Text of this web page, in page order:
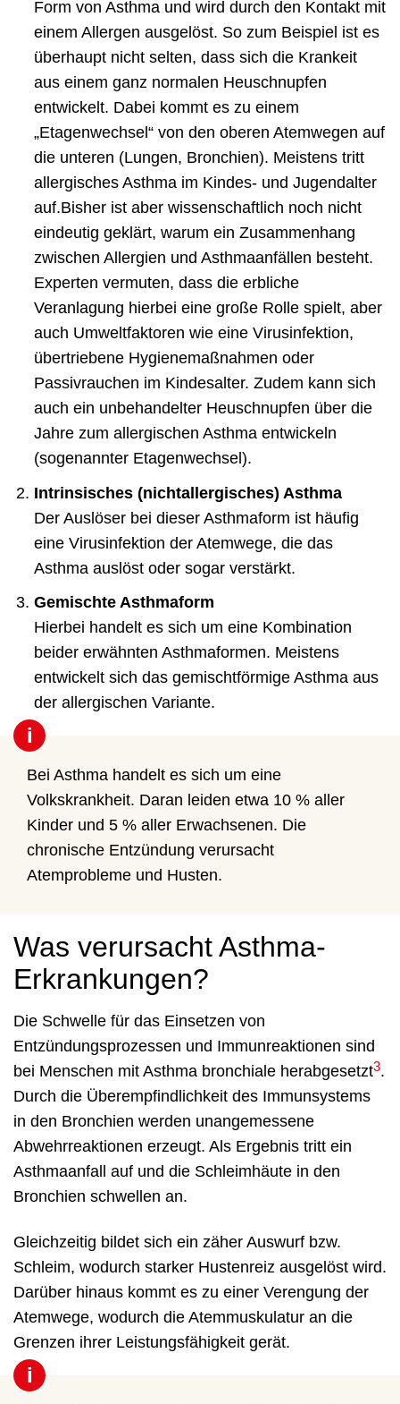
Form von Asthma und wird durch den Kontakt mit
einem Allergen ausgelöst. So zum Beispiel ist es
überhaupt nicht selten, dass sich die Krankeit
aus einem ganz normalen Heuschnupfen
entwickelt. Dabei kommt es zu einem
„Etagenwechsel“ von den oberen Atemwegen auf
die unteren (Lungen, Bronchien). Meistens tritt
allergisches Asthma im Kindes- und Jugendalter
auf.Bisher ist aber wissenschaftlich noch nicht
eindeutig geklärt, warum ein Zusammenhang
zwischen Allergien und Asthmaanfällen besteht.
Experten vermuten, dass die erbliche
Veranlagung hierbei eine große Rolle spielt, aber
auch Umweltfaktoren wie eine Virusinfektion,
übertriebene Hygienemaßnahmen oder
Passivrauchen im Kindesalter. Zudem kann sich
auch ein unbehandelter Heuschnupfen über die
Jahre zum allergischen Asthma entwickeln
(sogenannter Etagenwechsel).
Intrinsisches (nichtallergisches) Asthma
Der Auslöser bei dieser Asthmaform ist häufig
eine Virusinfektion der Atemwege, die das
Asthma auslöst oder sogar verstärkt.
Gemischte Asthmaform
Hierbei handelt es sich um eine Kombination
beider erwähnten Asthmaformen. Meistens
entwickelt sich das gemischtförmige Asthma aus
der allergischen Variante.
i
Bei Asthma handelt es sich um eine
Volkskrankheit. Daran leiden etwa 10 % aller
Kinder und 5 % aller Erwachsenen. Die
chronische Entzündung verursacht
Atemprobleme und Husten.
Was verursacht Asthma-
Erkrankungen?
Die Schwelle für das Einsetzen von
Entzündungsprozessen und Immunreaktionen sind
bei Menschen mit Asthma bronchiale herabgesetzt3.
Durch die Überempfindlichkeit des Immunsystems
in den Bronchien werden unangemessene
Abwehrreaktionen erzeugt. Als Ergebnis tritt ein
Asthmaanfall auf und die Schleimhäute in den
Bronchien schwellen an.
Gleichzeitig bildet sich ein zäher Auswurf bzw.
Schleim, wodurch starker Hustenreiz ausgelöst wird.
Darüber hinaus kommt es zu einer Verengung der
Atemwege, wodurch die Atemmuskulatur an die
Grenzen ihrer Leistungsfähigkeit gerät.
i